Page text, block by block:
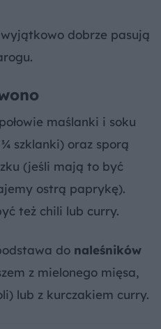
wyjątkowo dobrze pasują
maślanki i soku
szklanki) oraz sporą
(jeśli mają to być
ostrą paprykę).
też chili lub curry.
do naleśników
z mielonego mięsa,
lub z kurczakiem curry.